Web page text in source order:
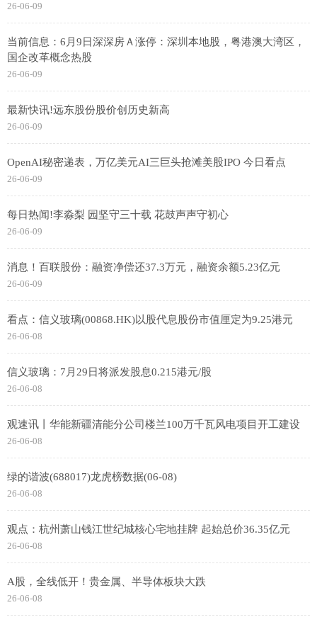
26-06-09
当前信息：6月9日深深房Ａ涨停：深圳本地股，粤港澳大湾区，
国企改革概念热股
26-06-09
最新快讯!远东股份股价创历史新高
26-06-09
OpenAI秘密递表，万亿美元AI三巨头抢滩美股IPO 今日看点
26-06-09
每日热闻!李淼梨 园坚守三十载 花鼓声声守初心
26-06-09
消息！百联股份：融资净偿还37.3万元，融资余额5.23亿元
26-06-09
看点：信义玻璃(00868.HK)以股代息股份市值厘定为9.25港元
26-06-08
信义玻璃：7月29日将派发股息0.215港元/股
26-06-08
观速讯丨华能新疆清能分公司楼兰100万千瓦风电项目开工建设
26-06-08
绿的谐波(688017)龙虎榜数据(06-08)
26-06-08
观点：杭州萧山钱江世纪城核心宅地挂牌 起始总价36.35亿元
26-06-08
A股，全线低开！贵金属、半导体板块大跌
26-06-08